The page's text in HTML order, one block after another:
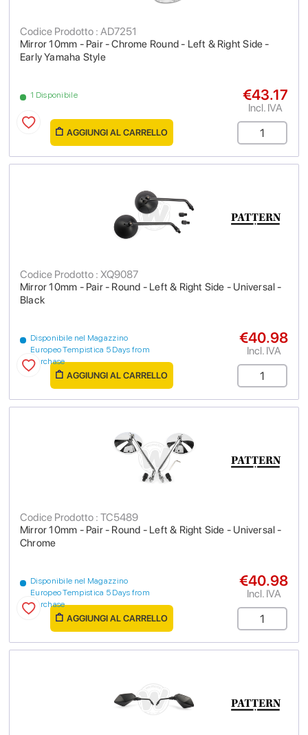
Mirror 10mm - Pair - Chrome Round - Left & Right Side -
Early Yamaha Style
Codice Prodotto : AD7251
1 Disponibile €43.17
Incl. IVA
AGGIUNGI AL CARRELLO
Mirror 10mm - Pair - Round - Left & Right Side - Universal -
Black
Codice Prodotto : XQ9087
Disponibile nel Magazzino
Europeo Tempistica 5 Days from
purchase
€40.98
Incl. IVA
AGGIUNGI AL CARRELLO
Mirror 10mm - Pair - Round - Left & Right Side - Universal -
Chrome
Codice Prodotto : TC5489
Disponibile nel Magazzino
Europeo Tempistica 5 Days from
purchase
€40.98
Incl. IVA
AGGIUNGI AL CARRELLO